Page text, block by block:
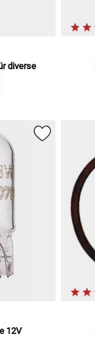
diverse
12V